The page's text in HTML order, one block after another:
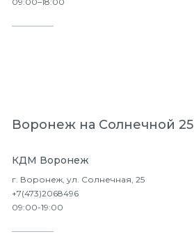
Воронеж на Солнечной 25
КДМ Воронеж
г. Воронеж, ул. Солнечная, 25
+7(473)2068496
09:00-19:00